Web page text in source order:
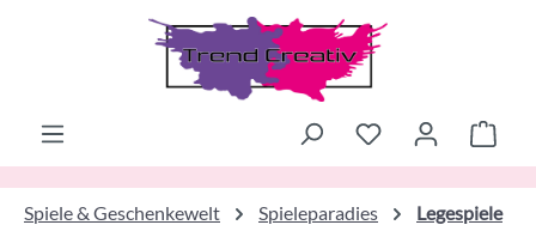
Zum Hauptinhalt springen
Spiele & Geschenkewelt Spieleparadies Legespiele